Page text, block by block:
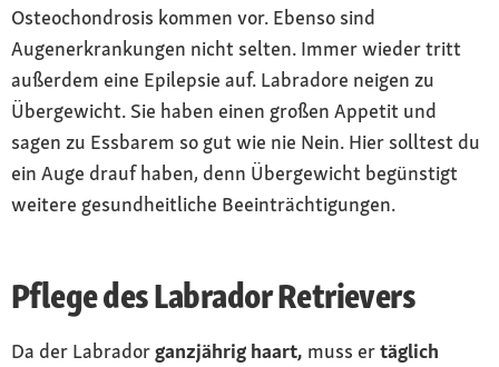
Osteochondrosis kommen vor. Ebenso sind
Augenerkrankungen nicht selten. Immer wieder tritt
außerdem eine Epilepsie auf. Labradore neigen zu
Übergewicht. Sie haben einen großen Appetit und
sagen zu Essbarem so gut wie nie Nein. Hier solltest du
ein Auge drauf haben, denn Übergewicht begünstigt
weitere gesundheitliche Beeinträchtigungen.
Pflege des Labrador Retrievers
Da der Labradorganzjährig haart, muss ertäglich